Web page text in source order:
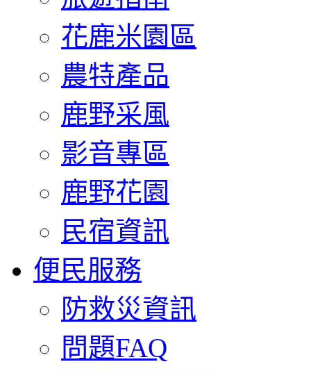
花鹿米園區
農特產品
鹿野采風
影音專區
鹿野花園
民宿資訊
便民服務
防救災資訊
問題FAQ